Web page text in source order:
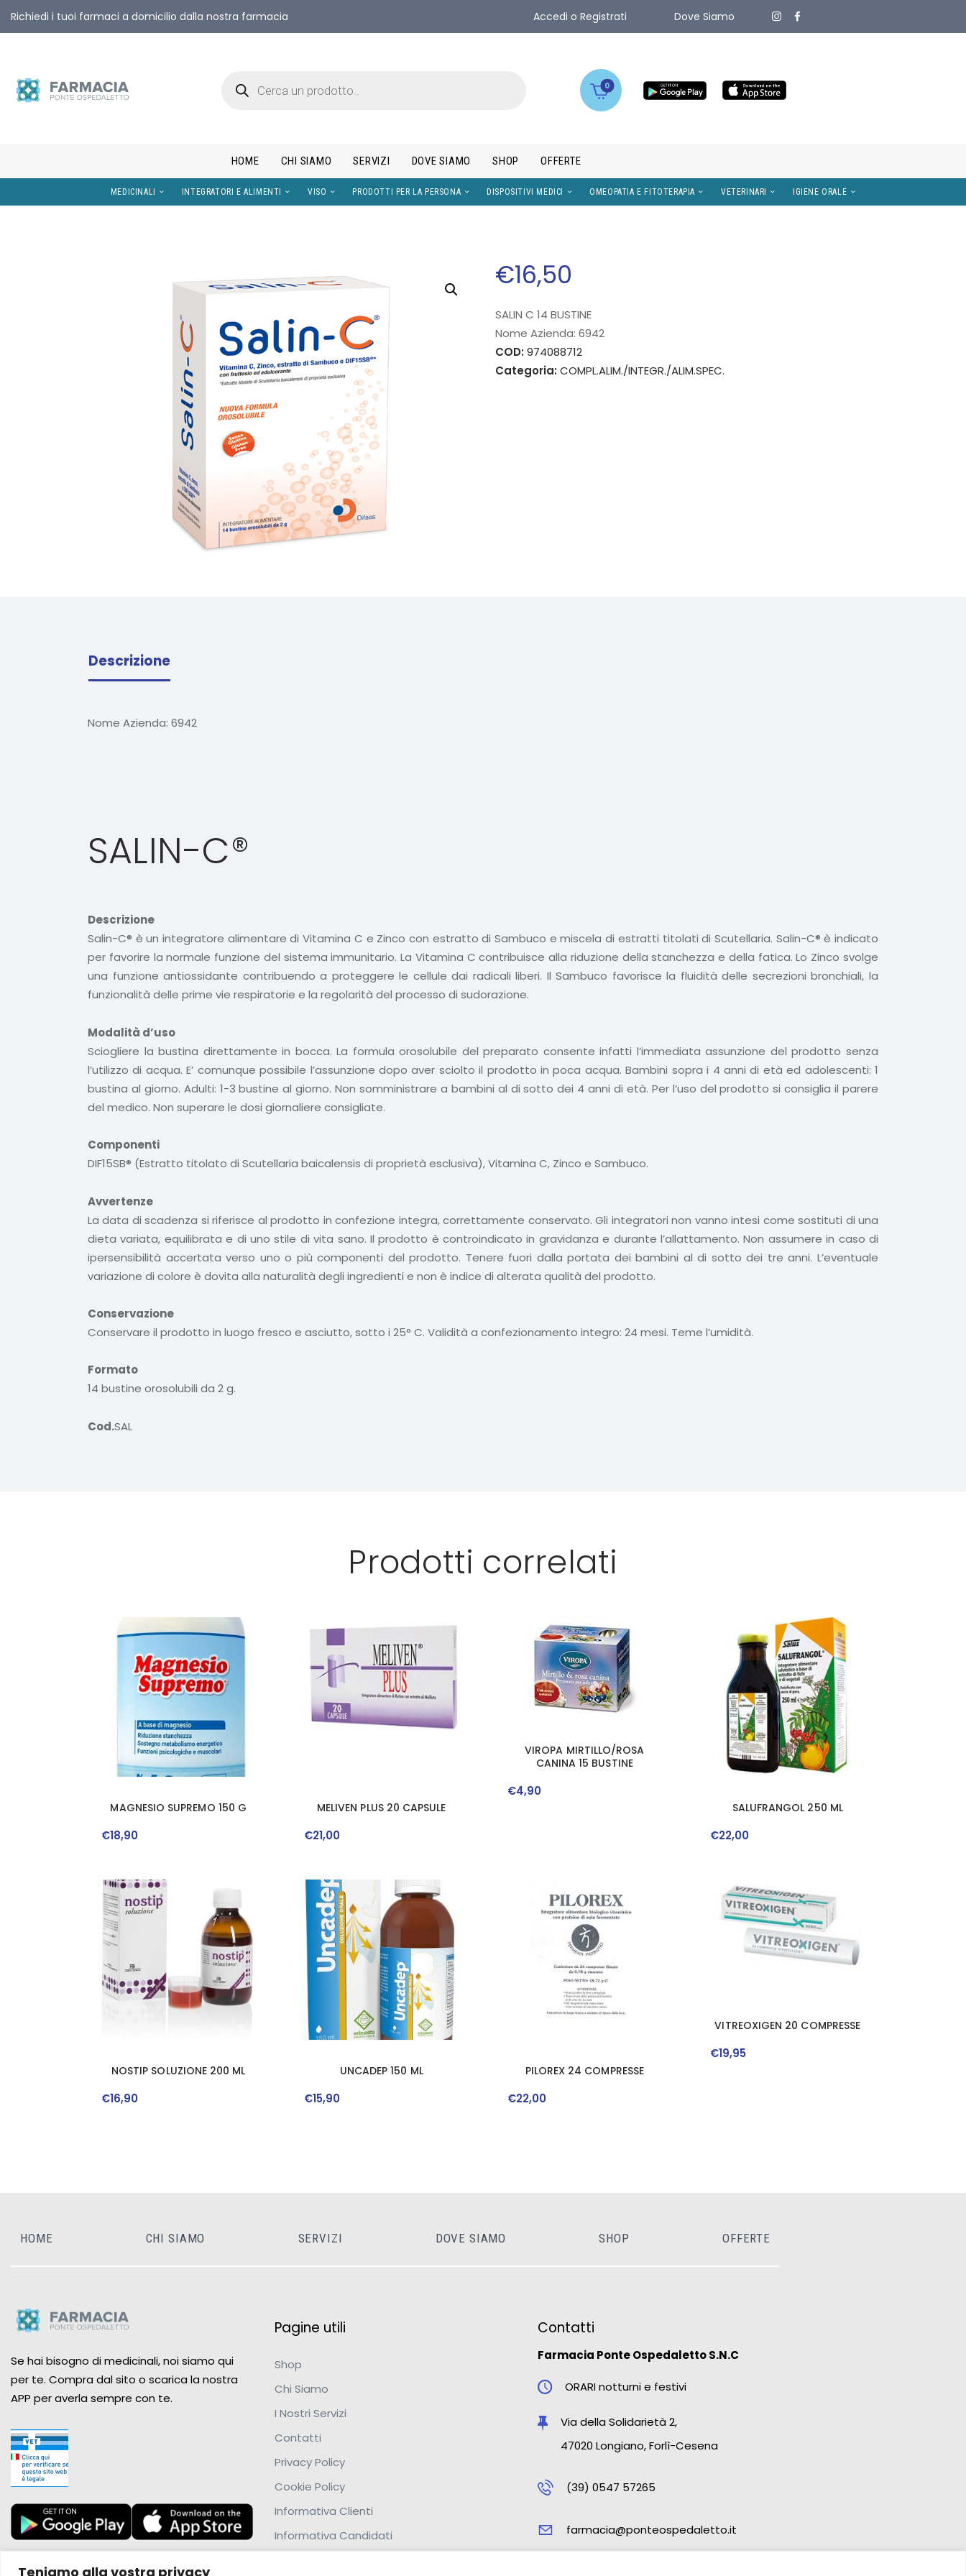
Teniamo alla vostra privacy
Richiedi i tuoi farmaci a domicilio dalla nostra farmacia Accedi o Registrati Dove Siamo
0
HOME CHI SIAMO SERVIZI DOVE SIAMO SHOP OFFERTE
€16,50
SALIN C 14 BUSTINE
Nome Azienda:6942
COD:974088712
Categoria:COMPL.ALIM./INTEGR./ALIM.SPEC.
Descrizione
Nome Azienda: 6942
SALIN-C®
Descrizione
Salin-C® è un integratore alimentare di Vitamina C e Zinco con estratto di Sambuco e miscela di estratti titolati di Scutellaria. Salin-C® è indicato
per favorire la normale funzione del sistema immunitario. La Vitamina C contribuisce alla riduzione della stanchezza e della fatica. Lo Zinco svolge
una funzione antiossidante contribuendo a proteggere le cellule dai radicali liberi. Il Sambuco favorisce la fluidità delle secrezioni bronchiali, la
funzionalità delle prime vie respiratorie e la regolarità del processo di sudorazione.
Modalità d’uso
Sciogliere la bustina direttamente in bocca. La formula orosolubile del preparato consente infatti l’immediata assunzione del prodotto senza
l’utilizzo di acqua. E’ comunque possibile l’assunzione dopo aver sciolto il prodotto in poca acqua. Bambini sopra i 4 anni di età ed adolescenti: 1
bustina al giorno. Adulti: 1-3 bustine al giorno. Non somministrare a bambini al di sotto dei 4 anni di età. Per l’uso del prodotto si consiglia il parere
del medico. Non superare le dosi giornaliere consigliate.
Componenti
DIF15SB® (Estratto titolato di Scutellaria baicalensis di proprietà esclusiva), Vitamina C, Zinco e Sambuco.
Avvertenze
La data di scadenza si riferisce al prodotto in confezione integra, correttamente conservato. Gli integratori non vanno intesi come sostituti di una
dieta variata, equilibrata e di uno stile di vita sano. Il prodotto è controindicato in gravidanza e durante l’allattamento. Non assumere in caso di
ipersensibilità accertata verso uno o più componenti del prodotto. Tenere fuori dalla portata dei bambini al di sotto dei tre anni. L’eventuale
variazione di colore è dovita alla naturalità degli ingredienti e non è indice di alterata qualità del prodotto.
Conservazione
Conservare il prodotto in luogo fresco e asciutto, sotto i 25° C. Validità a confezionamento integro: 24 mesi. Teme l’umidità.
Formato
14 bustine orosolubili da 2 g.
Cod.SAL
Prodotti correlati
MAGNESIO SUPREMO 150 G
€18,90
MELIVEN PLUS 20 CAPSULE
€21,00
VIROPA MIRTILLO/ROSA
CANINA 15 BUSTINE
€4,90
SALUFRANGOL 250 ML
€22,00
NOSTIP SOLUZIONE 200 ML
€16,90
UNCADEP 150 ML
€15,90
PILOREX 24 COMPRESSE
€22,00
VITREOXIGEN 20 COMPRESSE
€19,95
HOME CHI SIAMO SERVIZI DOVE SIAMO SHOP OFFERTE
Se hai bisogno di medicinali, noi siamo qui
per te. Compra dal sito o scarica la nostra
APP per averla sempre con te.
Pagine utili
Shop
Chi Siamo
I Nostri Servizi
Contatti
Privacy Policy
Cookie Policy
Informativa Clienti
Informativa Candidati
Contatti
Farmacia Ponte Ospedaletto S.N.C
ORARI notturni e festivi
Via della Solidarietà 2,
47020 Longiano, Forlì-Cesena
(39) 0547 57265
farmacia@ponteospedaletto.it